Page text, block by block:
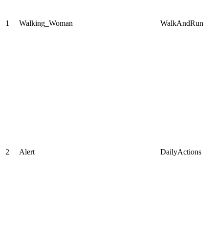
1 Walking_Woman WalkAndRun
2 Alert DailyActions